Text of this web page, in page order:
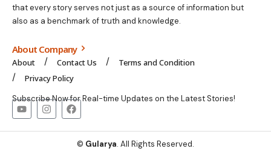
that every story serves not just as a source of information but
also as a benchmark of truth and knowledge.
About Company
About Contact Us
Terms and Condition
Privacy Policy
Subscribe Now for Real-time Updates on the Latest Stories!
© Gularya. All Rights Reserved.